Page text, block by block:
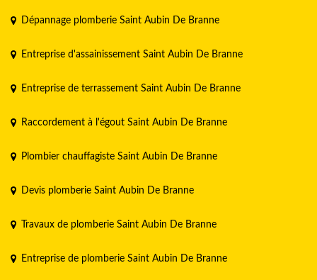
Dépannage plomberie Saint Aubin De Branne
Entreprise d'assainissement Saint Aubin De Branne
Entreprise de terrassement Saint Aubin De Branne
Raccordement à l'égout Saint Aubin De Branne
Plombier chauffagiste Saint Aubin De Branne
Devis plomberie Saint Aubin De Branne
Travaux de plomberie Saint Aubin De Branne
Entreprise de plomberie Saint Aubin De Branne